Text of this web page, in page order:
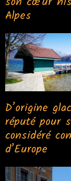
Alpes
D’origine
réputé pour
considéré
d’Europe